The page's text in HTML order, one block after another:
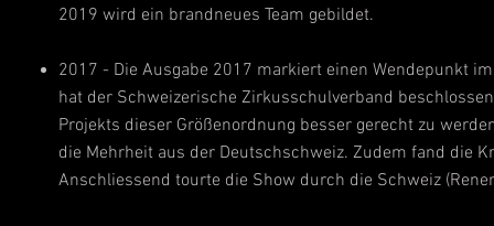
2019 wird ein brandneues Team gebildet.
2017 - Die Ausgabe 2017 markiert einen Wendepunkt
hat der Schweizerische Zirkusschulverband
Projekts dieser Größenordnung besser gerecht zu
die Mehrheit aus der Deutschschweiz. Zudem fand die
Anschliessend tourte die Show durch die Schweiz